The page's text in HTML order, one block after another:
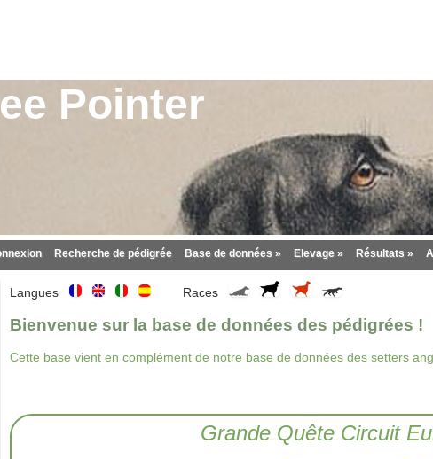
Pointer
Recherche de pédigrée Base de données » Elevage » Résultats »
Langues Races
Bienvenue sur la base de données des pédigrées !
Cette base vient en complément de notre base de données des setters
Grande Quête Circuit